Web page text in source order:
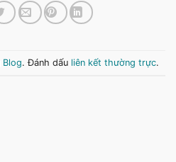
Blog. Đánh dấu liên kết thường trực.